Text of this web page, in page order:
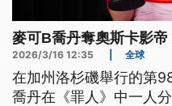
麥可B喬丹奪奧斯卡影
2026/3/16 12:35 全球
在加州洛杉磯舉行的第
喬丹在《罪人》中一人